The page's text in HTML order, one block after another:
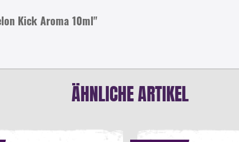
Kick Aroma 10ml"
ÄHNLICHE ARTIKEL